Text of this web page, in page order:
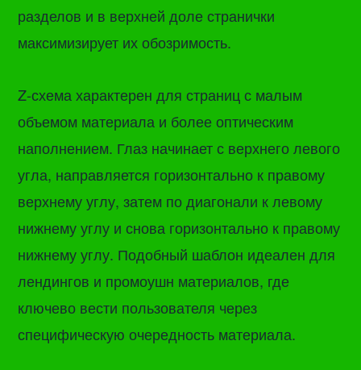
разделов и в верхней доле странички
максимизирует их обозримость.
Z-схема характерен для страниц с малым
объемом материала и более оптическим
наполнением. Глаз начинает с верхнего левого
угла, направляется горизонтально к правому
верхнему углу, затем по диагонали к левому
нижнему углу и снова горизонтально к правому
нижнему углу. Подобный шаблон идеален для
лендингов и промоушн материалов, где
ключево вести пользователя через
специфическую очередность материала.